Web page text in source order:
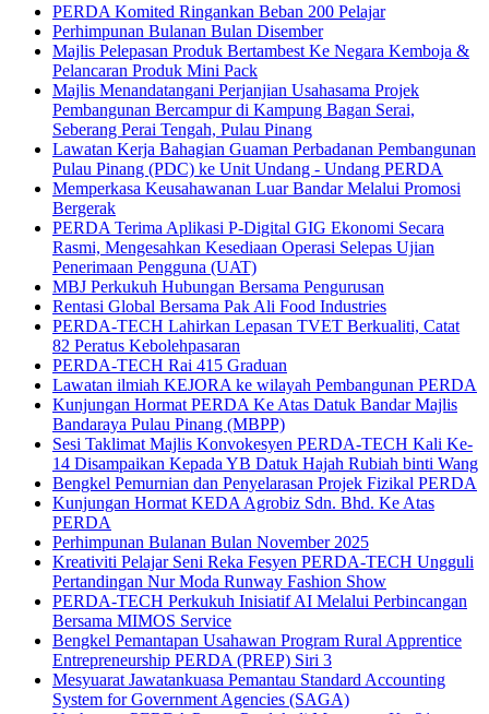
PERDA Komited Ringankan Beban 200 Pelajar
Perhimpunan Bulanan Bulan Disember
Majlis Pelepasan Produk Bertambest Ke Negara Kemboja &
Pelancaran Produk Mini Pack
Majlis Menandatangani Perjanjian Usahasama Projek
Pembangunan Bercampur di Kampung Bagan Serai,
Seberang Perai Tengah, Pulau Pinang
Lawatan Kerja Bahagian Guaman Perbadanan Pembangunan
Pulau Pinang (PDC) ke Unit Undang - Undang PERDA
Memperkasa Keusahawanan Luar Bandar Melalui Promosi
Bergerak
PERDA Terima Aplikasi P-Digital GIG Ekonomi Secara
Rasmi, Mengesahkan Kesediaan Operasi Selepas Ujian
Penerimaan Pengguna (UAT)
MBJ Perkukuh Hubungan Bersama Pengurusan
Rentasi Global Bersama Pak Ali Food Industries
PERDA-TECH Lahirkan Lepasan TVET Berkualiti, Catat
82 Peratus Kebolehpasaran
PERDA-TECH Rai 415 Graduan
Lawatan ilmiah KEJORA ke wilayah Pembangunan PERDA
Kunjungan Hormat PERDA Ke Atas Datuk Bandar Majlis
Bandaraya Pulau Pinang (MBPP)
Sesi Taklimat Majlis Konvokesyen PERDA-TECH Kali Ke-
14 Disampaikan Kepada YB Datuk Hajah Rubiah binti Wang
Bengkel Pemurnian dan Penyelarasan Projek Fizikal PERDA
Kunjungan Hormat KEDA Agrobiz Sdn. Bhd. Ke Atas
PERDA
Perhimpunan Bulanan Bulan November 2025
Kreativiti Pelajar Seni Reka Fesyen PERDA-TECH Ungguli
Pertandingan Nur Moda Runway Fashion Show
PERDA-TECH Perkukuh Inisiatif AI Melalui Perbincangan
Bersama MIMOS Service
Bengkel Pemantapan Usahawan Program Rural Apprentice
Entrepreneurship PERDA (PREP) Siri 3
Mesyuarat Jawatankuasa Pemantau Standard Accounting
System for Government Agencies (SAGA)